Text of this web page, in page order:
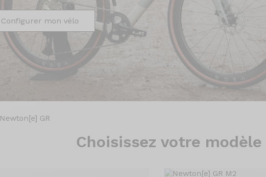
Configurer mon vélo
Newton[e] GR
Choisissez votre modèle